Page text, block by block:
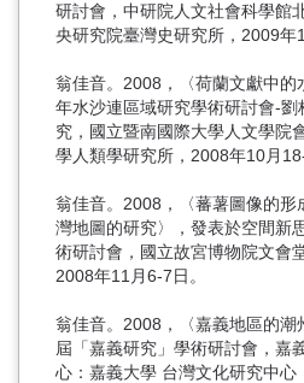
研討會，中研院人文社會科學館
央研究院臺灣史研究所，2009年
翁佳音。2008，〈荷蘭文獻中的
年水沙連區域研究學術研討會-
究，國立暨南國際大學人文學院
學人類學研究所，2008年10月18-
翁佳音。2008，〈蕃薯圖像的形
灣地圖的研究〉，發表於空間新
術研討會，國立故宮博物院文會
2008年11月6-7日。
翁佳音。2008，〈嘉義地區的潮
屆「嘉義研究」學術研討會，嘉
心：嘉義大學 台灣文化研究中心